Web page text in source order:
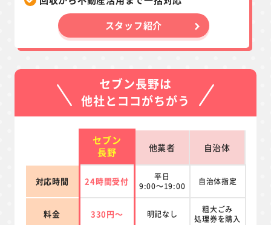
スタッフ紹介
セブン長野は
他社とココがちがう
セブン
長野
他業者 自治体
対応時間 24時間受付
平日
9:00～19:00
自治体指定
料金 330円～ 明記なし
粗大ごみ
処理券を購入